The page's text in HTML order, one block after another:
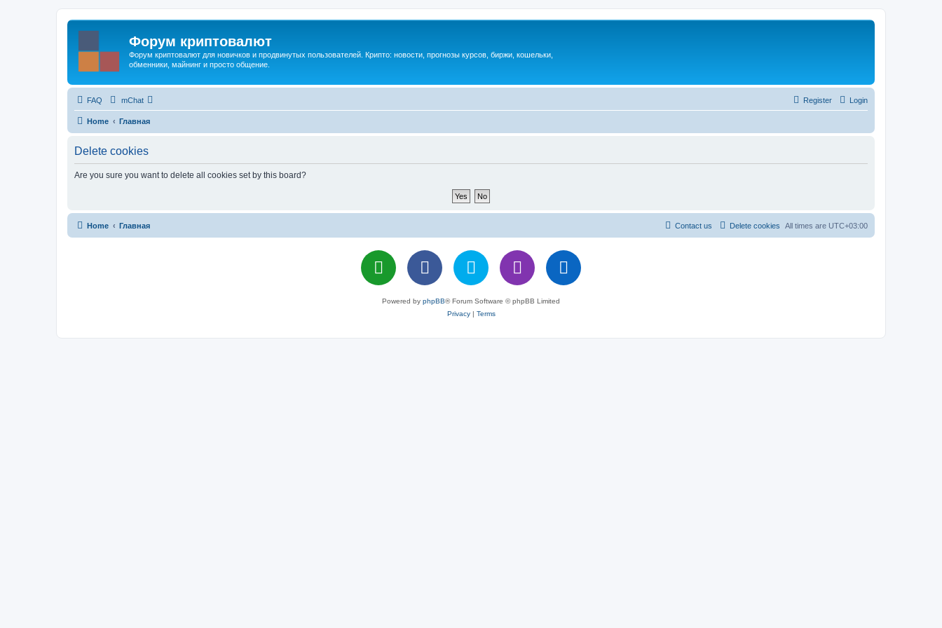
Форум криптовалют
Форум криптовалют для новичков и продвинутых пользователей. Крипто: новости, прогнозы курсов, биржи, кошельки,
обменники, майнинг и просто общение.
FAQ mChat Login
Register
Home Главная
Delete cookies
Are you sure you want to delete all cookies set by this board?
Home Главная All times are UTC+03:00
Delete cookies
Contact us
Powered by phpBB® Forum Software © phpBB Limited
Privacy| Terms